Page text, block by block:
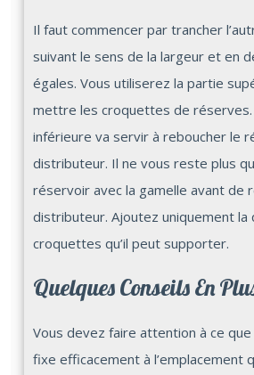
Il faut commencer par trancher
suivant le sens de la largeur et en
égales. Vous utiliserez la partie
mettre les croquettes de réserves.
inférieure va servir à reboucher le
distributeur. Il ne vous reste plus
réservoir avec la gamelle avant de
distributeur. Ajoutez uniquement la
croquettes qu’il peut supporter.
Quelques Conseils En
Vous devez faire attention à ce
fixe efficacement à l’emplacement